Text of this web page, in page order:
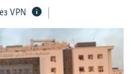
VPN